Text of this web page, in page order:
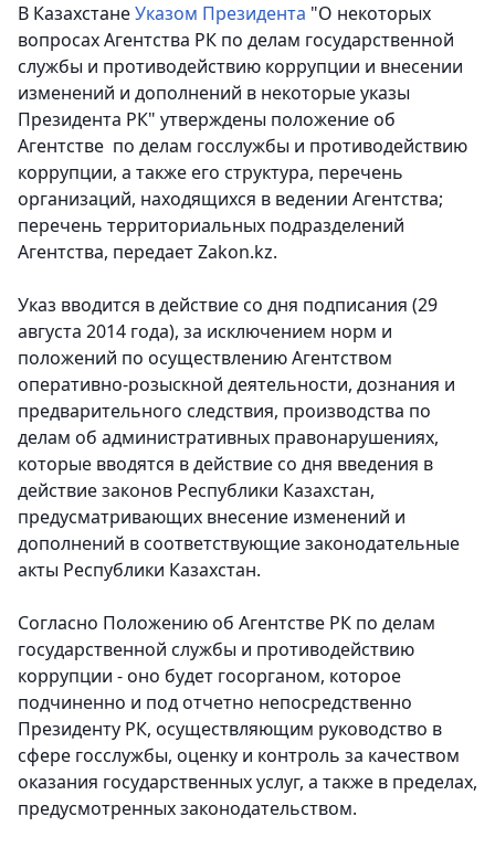
В КазахстанеУказом Президента "О некоторых
вопросах Агентства РК по делам государственной
службы и противодействию коррупции и внесении
изменений и дополнений в некоторые указы
Президента РК" утверждены положение об
Агентстве по делам госслужбы и противодействию
коррупции, а также его структура, перечень
организаций, находящихся в ведении Агентства;
перечень территориальных подразделений
Агентства, передает Zakon.kz.
Указ вводится в действие со дня подписания (29
августа 2014 года), за исключением норм и
положений по осуществлению Агентством
оперативно-розыскной деятельности, дознания и
предварительного следствия, производства по
делам об административных правонарушениях,
которые вводятся в действие со дня введения в
действие законов Республики Казахстан,
предусматривающих внесение изменений и
дополнений в соответствующие законодательные
акты Республики Казахстан.
Согласно Положению об Агентстве РК по делам
государственной службы и противодействию
коррупции - оно будет госорганом, которое
подчиненно и под отчетно непосредственно
Президенту РК, осуществляющим руководство в
сфере госслужбы, оценку и контроль за качеством
оказания государственных услуг, а также в пределах,
предусмотренных законодательством.